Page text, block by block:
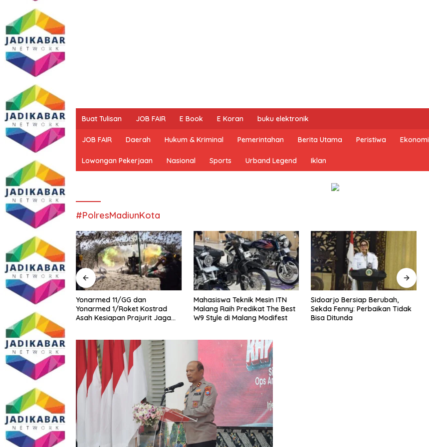
Buat Tulisan JOB FAIR E Book E Koran buku elektronik
JOB FAIR Daerah Hukum & Kriminal Pemerintahan Berita Utama Peristiwa Ekonomi
Lowongan Pekerjaan Nasional Sports Urband Legend Iklan
#PolresMadiunKota
Wartawan
Gedung,
SMAN 1
DPD IWOI
Yonarmed 11/GG dan
Yonarmed 1/Roket Kostrad
Asah Kesiapan Prajurit Jaga
Mahasiswa Teknik Mesin ITN
Malang Raih Predikat The Best
W9 Style di Malang Modifest
Sidoarjo Bersiap Berubah,
Sekda Fenny: Perbaikan Tidak
Bisa Ditunda